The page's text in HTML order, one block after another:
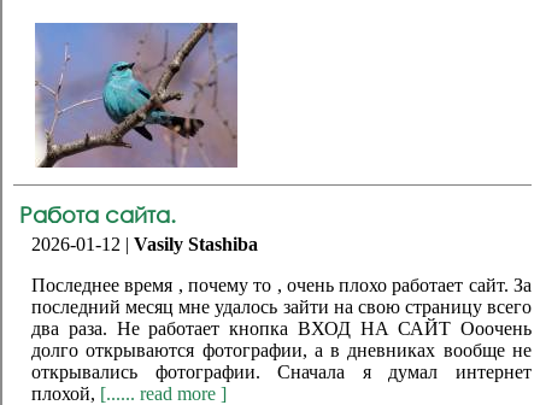
Работа сайта.
2026-01-12 | Vasily Stashiba
Последнее время , почему то , очень плохо работает сайт. За
последний месяц мне удалось зайти на свою страницу всего
два раза. Не работает кнопка ВХОД НА САЙТ Ооочень
долго открываются фотографии, а в дневниках вообще не
открывались фотографии. Сначала я думал интернет
плохой, [...... read more ]